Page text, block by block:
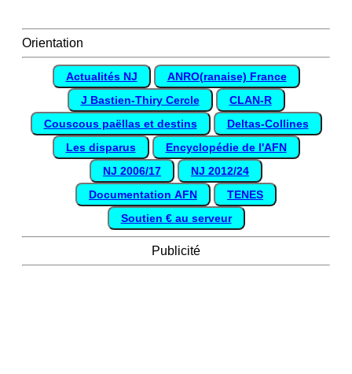
Orientation
Actualités NJ
ANRO(ranaise) France
J Bastien-Thiry Cercle
CLAN-R
Couscous paëllas et destins
Deltas-Collines
Les disparus
Encyclopédie de l'AFN
NJ 2006/17
NJ 2012/24
Documentation AFN
TENES
Soutien € au serveur
Publicité